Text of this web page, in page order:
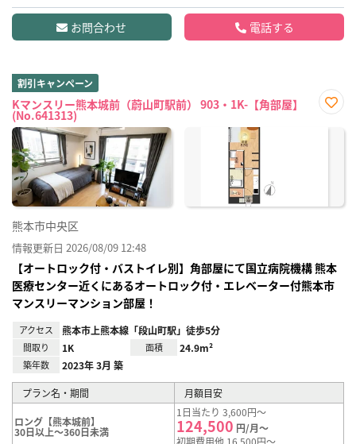
お問合わせ 電話する
割引キャンペーン
Kマンスリー熊本城前（蔚山町駅前） 903・1K-【角部屋】
(No.641313)
に入
熊本市中央区
情報更新日 2026/08/09 12:48
【オートロック付・バストイレ別】角部屋にて国立病院機構 熊本
医療センター近くにあるオートロック付・エレベーター付熊本市
マンスリーマンション部屋！
アクセス 熊本市上熊本線「段山町駅」徒歩5分
間取り 1K 面積 24.9m²
築年数 2023年 3月 築
プラン名・期間 月額目安
ロング【熊本城前】
30日以上～360日未満
1日当たり 3,600円～
124,500 円/月～
初期費用他 16,500円～